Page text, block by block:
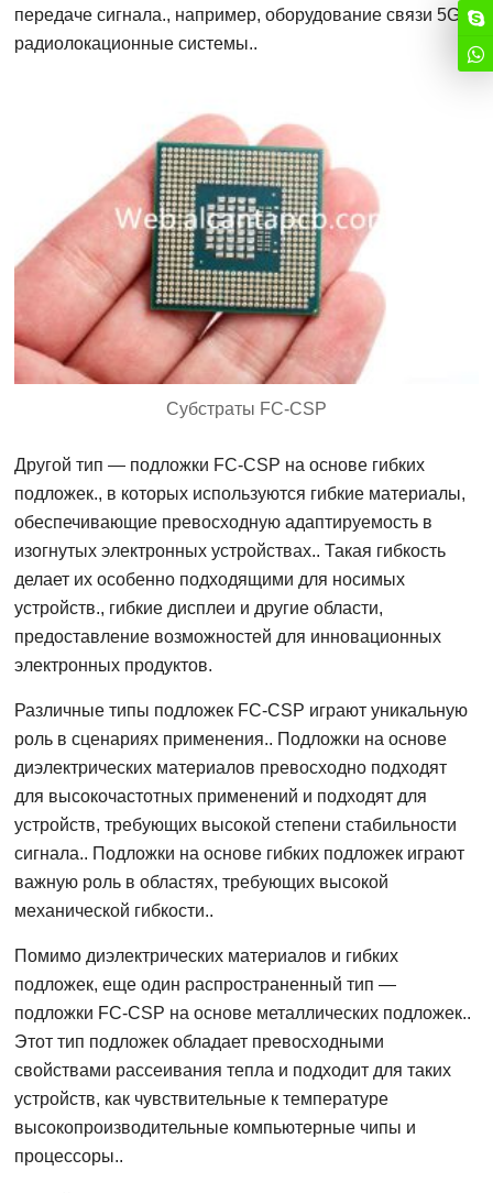
передаче сигнала., например, оборудование связи 5G и
радиолокационные системы..
Субстраты FC-CSP
Другой тип — подложки FC-CSP на основе гибких
подложек., в которых используются гибкие материалы,
обеспечивающие превосходную адаптируемость в
изогнутых электронных устройствах.. Такая гибкость
делает их особенно подходящими для носимых
устройств., гибкие дисплеи и другие области,
предоставление возможностей для инновационных
электронных продуктов.
Различные типы подложек FC-CSP играют уникальную
роль в сценариях применения.. Подложки на основе
диэлектрических материалов превосходно подходят
для высокочастотных применений и подходят для
устройств, требующих высокой степени стабильности
сигнала.. Подложки на основе гибких подложек играют
важную роль в областях, требующих высокой
механической гибкости..
Помимо диэлектрических материалов и гибких
подложек, еще один распространенный тип —
подложки FC-CSP на основе металлических подложек..
Этот тип подложек обладает превосходными
свойствами рассеивания тепла и подходит для таких
устройств, как чувствительные к температуре
высокопроизводительные компьютерные чипы и
процессоры..